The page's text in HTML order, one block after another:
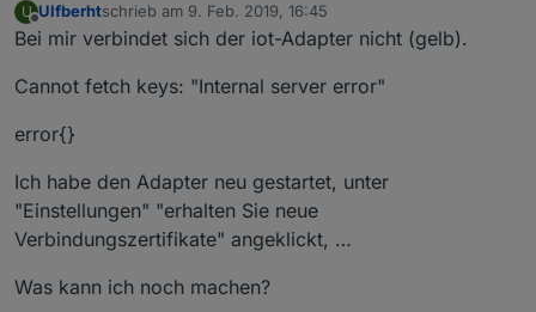
U
Offline
Ulfberhtschrieb am 9. Feb. 2019, 16:45
zuletzt editiert von
Bei mir verbindet sich der iot-Adapter nicht (gelb).
Cannot fetch keys: "Internal server error"
error{}
Ich habe den Adapter neu gestartet, unter
"Einstellungen" "erhalten Sie neue
Verbindungszertifikate" angeklickt, …
Was kann ich noch machen?